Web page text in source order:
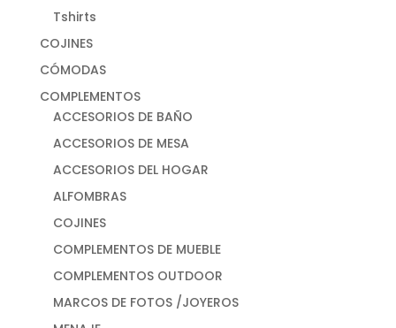
Tshirts
COJINES
CÓMODAS
COMPLEMENTOS
ACCESORIOS DE BAÑO
ACCESORIOS DE MESA
ACCESORIOS DEL HOGAR
ALFOMBRAS
COJINES
COMPLEMENTOS DE MUEBLE
COMPLEMENTOS OUTDOOR
MARCOS DE FOTOS /JOYEROS